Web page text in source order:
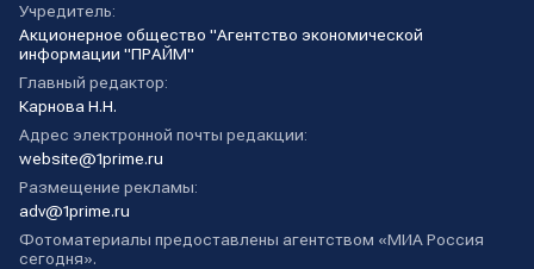
Учредитель:
Акционерное общество "Агентство экономической
информации "ПРАЙМ"
Главный редактор:
Карнова Н.Н.
Адрес электронной почты редакции:
website@1prime.ru
Размещение рекламы:
adv@1prime.ru
Фотоматериалы предоставлены агентством «МИА Россия
сегодня».